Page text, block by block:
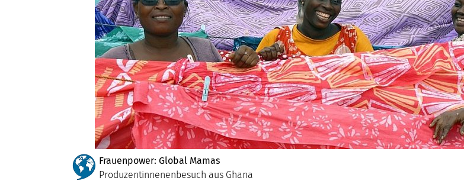
Frauenpower: Global Mamas
Produzentinnenenbesuch aus Ghana